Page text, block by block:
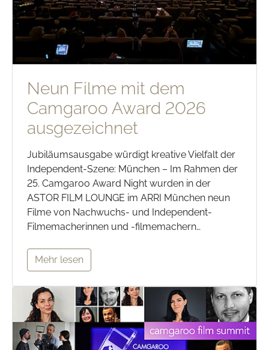
Neun Filme mit dem
Camgaroo Award 2026
ausgezeichnet
Jubiläumsausgabe würdigt kreative Vielfalt der
Independent-Szene: München – Im Rahmen der
25. Camgaroo Award Night wurden in der
ASTOR FILM LOUNGE im ARRI München neun
Filme von Nachwuchs- und Independent-
Filmemacherinnen und -filmemachern…
Mehr lesen